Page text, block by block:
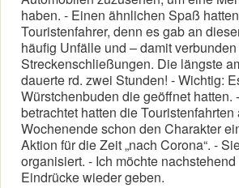
haben. - Einen ähnlichen Spaß
Touristenfahrer, denn es gab an
häufig Unfälle und – damit
Streckenschließungen. Die längste
dauerte rd. zwei Stunden! - Wichtig:
Würstchenbuden die geöffnet hatten.
betrachtet hatten die Touristenfahrten
Wochenende schon den Charakter
Aktion für die Zeit „nach Corona“. -
organisiert. - Ich möchte
Eindrücke wieder geben.